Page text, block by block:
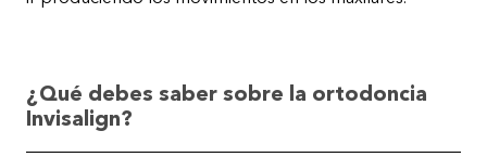
¿Qué debes saber sobre la ortodoncia
Invisalign?